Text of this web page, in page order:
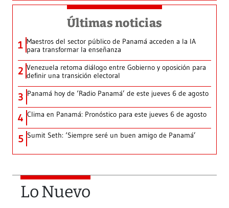
Últimas noticias
1 Maestros del sector público de Panamá acceden a la IA
para transformar la enseñanza
2 Venezuela retoma diálogo entre Gobierno y oposición para
definir una transición electoral
3 Panamá hoy de ‘Radio Panamá’ de este jueves 6 de agosto
4 Clima en Panamá: Pronóstico para este jueves 6 de agosto
5 Sumit Seth: ‘Siempre seré un buen amigo de Panamá’
Lo Nuevo